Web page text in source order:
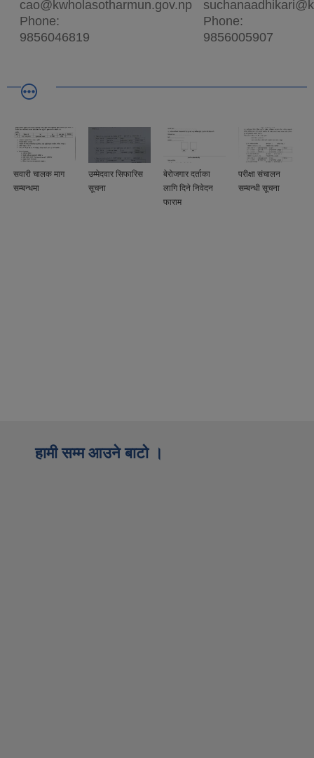
cao@kwholasotharmun.gov.np
Phone:
9856046819
Phone:
9856005907
सवारी चालक माग
सम्बन्धमा
उम्मेदवार सिफारिस
सूचना
बेरोजगार दर्ताका
लागि दिने निवेदन
फाराम
परीक्षा संचालन
सम्बन्धी सूचना
हामी सम्म आउने बाटो ।